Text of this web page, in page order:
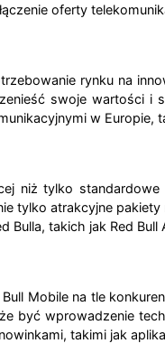
oferty
rynku na
swoje wartości
w Europie,
niż tylko
tylko atrakcyjne
takich jak Red Bull
Mobile na tle
być wprowadzenie
takimi jak